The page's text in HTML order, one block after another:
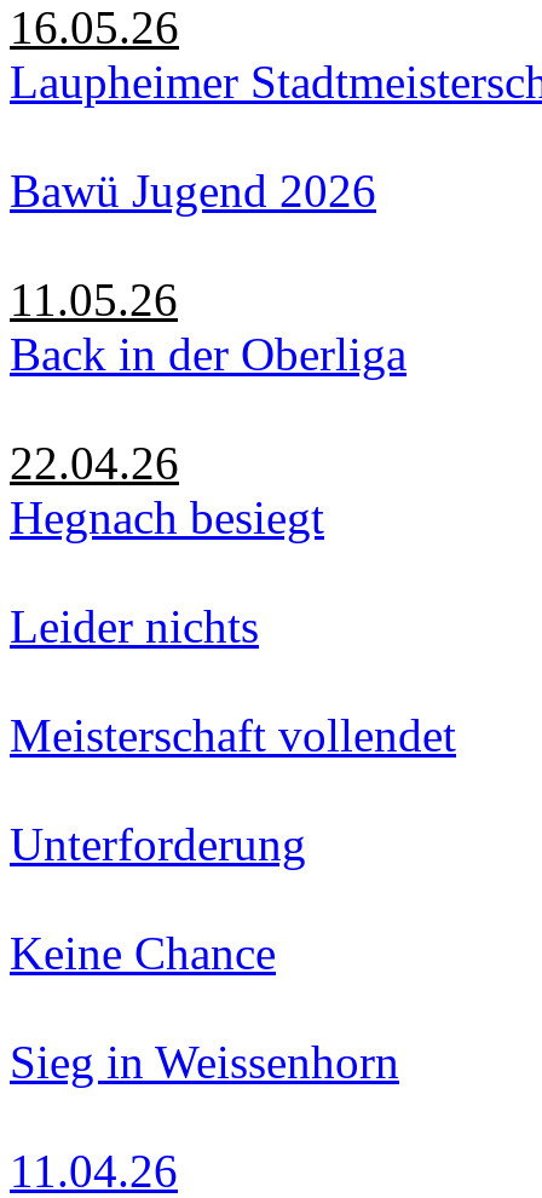
16.05.26
Laupheimer
Bawü Jugend 2026
11.05.26
Back in der Oberliga
22.04.26
Hegnach besiegt
Leider nichts
Meisterschaft vollendet
Unterforderung
Keine Chance
Sieg in Weissenhorn
11.04.26